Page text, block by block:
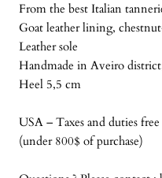
From the best Italian
Goat leather lining,
Leather sole
Handmade in Aveiro
Heel 5,5 cm
USA – Taxes and duties free
(under 800$ of purchase)